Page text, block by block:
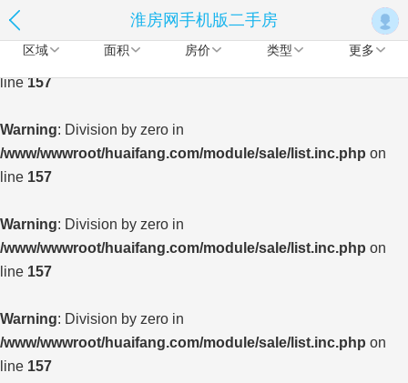
Warning
/www/wwwroot/huaifang.com/module/sale/list.inc.phpon
line157
Warning: Division by zero in
/www/wwwroot/huaifang.com/module/sale/list.inc.php on
line 157
Warning: Division by zero in
/www/wwwroot/huaifang.com/module/sale/list.inc.php on
line 157
Warning: Division by zero in
/www/wwwroot/huaifang.com/module/sale/list.inc.php on
line 157
淮房网手机版二手房
区域 面积 房价 类型 更多